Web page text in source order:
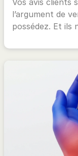
Vos avis clients
l’argument de
possédez. Et ils